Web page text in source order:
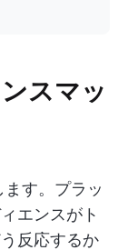
スマッ
す。プラッ
エンスがト
反応するか